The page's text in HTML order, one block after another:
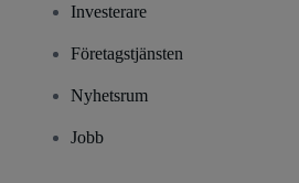
Investerare
Företagstjänsten
Nyhetsrum
Jobb